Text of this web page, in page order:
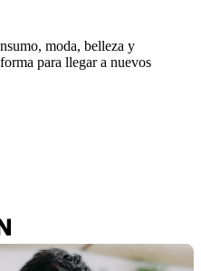
moda, belleza y
para llegar a nuevos